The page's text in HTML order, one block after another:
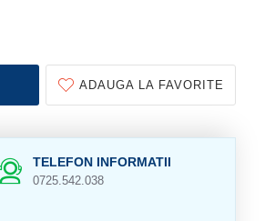
ADAUGA LA FAVORITE
TELEFON INFORMATII
0725.542.038